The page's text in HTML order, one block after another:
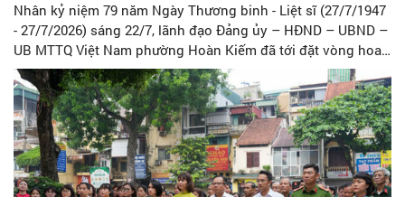
Nhân kỷ niệm 79 năm Ngày Thương binh - Liệt sĩ (27/7/1947
- 27/7/2026) sáng 22/7, lãnh đạo Đảng ủy – HĐND – UBND –
UB MTTQ Việt Nam phường Hoàn Kiếm đã tới đặt vòng hoa,
dâng hương tưởng niệm các Anh hùng liệt sĩ tại Phù Điêu “
Hà Nội – Mùa đông năm 1946” và các nhà bia tưởng niệm
Liệt sĩ trên địa bàn phường.